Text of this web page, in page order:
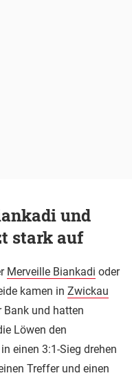
und
stark auf
Merveille Biankadi oder
kamen in Zwickau
Bank und hatten
Löwen den
einen 3:1-Sieg drehen
Treffer und einen